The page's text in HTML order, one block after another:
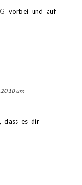
vorbei und auf
um
dass es dir